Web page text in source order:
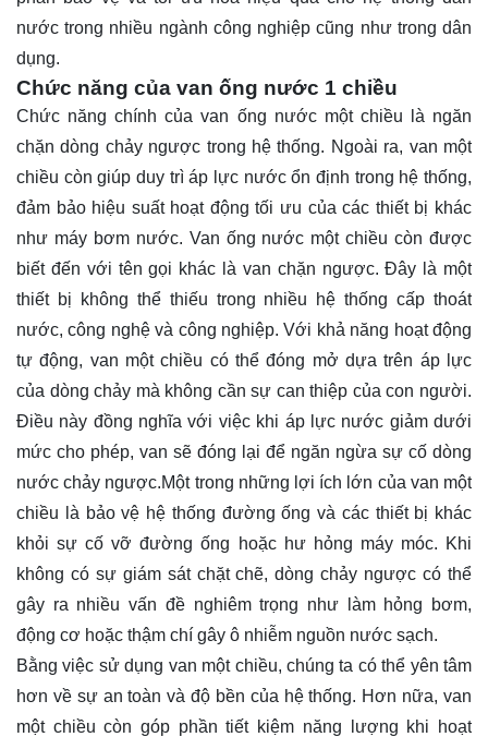
nước trong nhiều ngành công nghiệp cũng như trong dân
dụng.
Chức năng của van ống nước 1 chiều
Chức năng chính của van ống nước một chiều là ngăn
chặn dòng chảy ngược trong hệ thống. Ngoài ra, van một
chiều còn giúp duy trì áp lực nước ổn định trong hệ thống,
đảm bảo hiệu suất hoạt động tối ưu của các thiết bị khác
như máy bơm nước. Van ống nước một chiều còn được
biết đến với tên gọi khác là van chặn ngược. Đây là một
thiết bị không thể thiếu trong nhiều hệ thống cấp thoát
nước, công nghệ và công nghiệp. Với khả năng hoạt động
tự động, van một chiều có thể đóng mở dựa trên áp lực
của dòng chảy mà không cần sự can thiệp của con người.
Điều này đồng nghĩa với việc khi áp lực nước giảm dưới
mức cho phép, van sẽ đóng lại để ngăn ngừa sự cố dòng
nước chảy ngược.Một trong những lợi ích lớn của van một
chiều là bảo vệ hệ thống đường ống và các thiết bị khác
khỏi sự cố vỡ đường ống hoặc hư hỏng máy móc. Khi
không có sự giám sát chặt chẽ, dòng chảy ngược có thể
gây ra nhiều vấn đề nghiêm trọng như làm hỏng bơm,
động cơ hoặc thậm chí gây ô nhiễm nguồn nước sạch.
Bằng việc sử dụng van một chiều, chúng ta có thể yên tâm
hơn về sự an toàn và độ bền của hệ thống. Hơn nữa, van
một chiều còn góp phần tiết kiệm năng lượng khi hoạt